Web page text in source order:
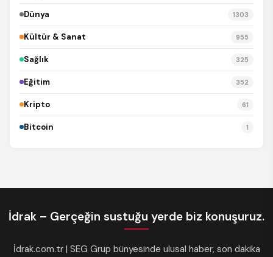
Dünya 1303
Kültür & Sanat 955
Sağlık 325
Eğitim 352
Kripto 61
Bitcoin 1
İdrak – Gerçeğin sustuğu yerde biz konuşuruz.
İdrak.com.tr | SEG Grup bünyesinde ulusal haber, son dakika